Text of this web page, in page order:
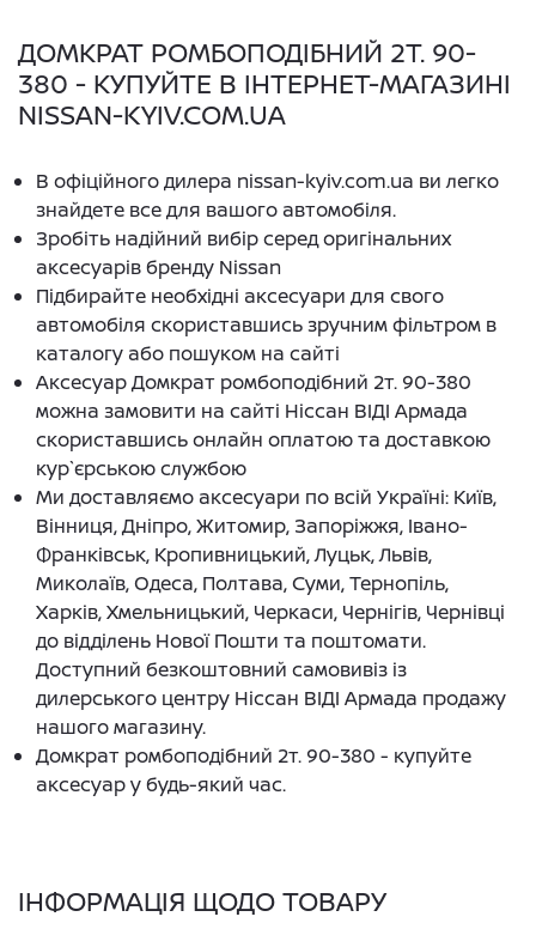
ДОМКРАТ РОМБОПОДІБНИЙ 2Т. 90-
380 - КУПУЙТЕ В ІНТЕРНЕТ-МАГАЗИНІ
NISSAN-KYIV.COM.UA
В офіційного дилера nissan-kyiv.com.ua ви легко
знайдете все для вашого автомобіля.
Зробіть надійний вибір серед оригінальних
аксесуарів бренду Nissan
Підбирайте необхідні аксесуари для свого
автомобіля скориставшись зручним фільтром в
каталогу або пошуком на сайті
Аксесуар Домкрат ромбоподібний 2т. 90-380
можна замовити на сайті Ніссан ВІДІ Армада
скориставшись онлайн оплатою та доставкою
кур`єрською службою
Ми доставляємо аксесуари по всій Україні: Київ,
Вінниця, Дніпро, Житомир, Запоріжжя, Івано-
Франківськ, Кропивницький, Луцьк, Львів,
Миколаїв, Одеса, Полтава, Суми, Тернопіль,
Харків, Хмельницький, Черкаси, Чернігів, Чернівці
до відділень Нової Пошти та поштомати.
Доступний безкоштовний самовивіз із
дилерського центру Ніссан ВІДІ Армада продажу
нашого магазину.
Домкрат ромбоподібний 2т. 90-380 - купуйте
аксесуар у будь-який час.
ІНФОРМАЦІЯ ЩОДО ТОВАРУ